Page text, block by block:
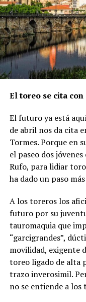
El toreo se cita
El futuro ya está
de abril nos da cita
Tormes. Porque en
el paseo dos
Rufo, para lidiar
ha dado un paso
A los toreros los
futuro por su
tauromaquia que
“garcigrandes”,
movilidad, exigente
toreo ligado de alta
trazo inverosimil.
no se entiende a los